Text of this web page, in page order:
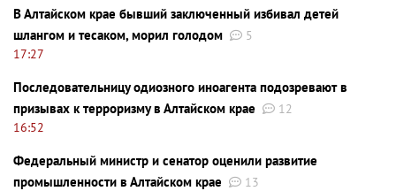
В Алтайском крае бывший заключенный избивал детей
шлангом и тесаком, морил голодом
5
17:27
Последовательницу одиозного иноагента подозревают в
призывах к терроризму в Алтайском крае
12
16:52
Федеральный министр и сенатор оценили развитие
промышленности в Алтайском крае
13